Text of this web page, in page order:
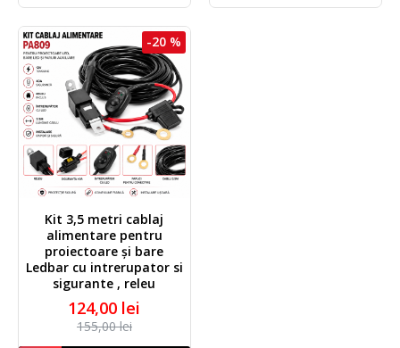
-20 %
Kit 3,5 metri cablaj
alimentare pentru
proiectoare și bare
Ledbar cu intrerupator si
sigurante , releu
124,00 lei
155,00 lei